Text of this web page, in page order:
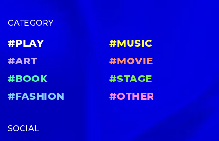
CATEGORY
#PLAY
#MUSIC
#ART
#MOVIE
#BOOK
#STAGE
#FASHION
#OTHER
SOCIAL